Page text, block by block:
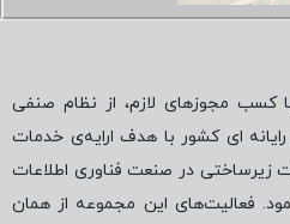
کسب مجوزهای لازم، از نظام صنفی
ای کشور با هدف ارایه‌ی خدمات
زیرساختی در صنعت فناوری اطلاعات
فعالیت‌های این مجموعه از همان